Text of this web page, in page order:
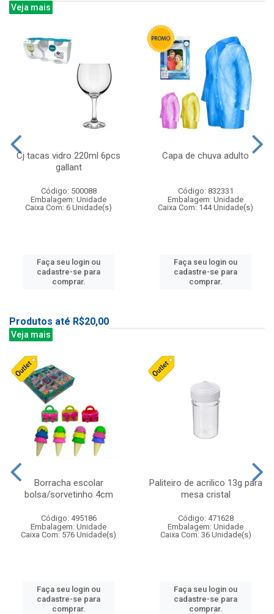
Veja mais
Cj tacas vidro 220ml 6pcs
gallant
Código: 500088
Embalagem: Unidade
Caixa Com: 6 Unidade(s)
Faça seu login ou
cadastre-se para
comprar.
Capa de chuva adulto
Código: 832331
Embalagem: Unidade
Caixa Com: 144 Unidade(s)
Faça seu login ou
cadastre-se para
comprar.
Produtos até R$20,00
Veja mais
Borracha escolar
bolsa/sorvetinho 4cm
Código: 495186
Embalagem: Unidade
Caixa Com: 576 Unidade(s)
Faça seu login ou
cadastre-se para
comprar.
Paliteiro de acrilico 13g para
mesa cristal
Código: 471628
Embalagem: Unidade
Caixa Com: 36 Unidade(s)
Faça seu login ou
cadastre-se para
comprar.